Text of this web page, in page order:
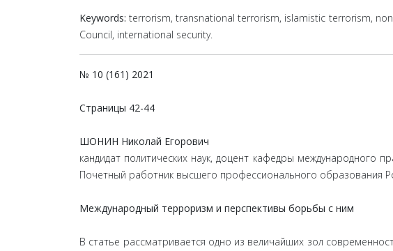
Keywords: terrorism, transnational terrorism, islamistic terrorism,
Council, international security.
№ 10 (161) 2021
Страницы 42-44
ШОНИН Николай Егорович
кандидат политических наук, доцент кафедры международного
Почетный работник высшего профессионального образования
Международный терроризм и перспективы борьбы с ним
В статье рассматривается одно из величайших зол